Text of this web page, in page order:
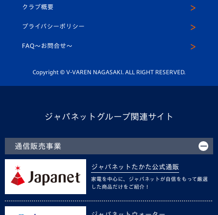
平和祈念活動
ホームタウン活動
スクール
ヴィヴィくんインスタグラム
公式LINE＠
クラブ概要
プライバシーポリシー
FAQ〜お問合せ〜
Copyright © V-VAREN NAGASAKI. ALL RIGHT RESERVED.
ジャパネットグループ関連サイト
通信販売事業
ジャパネットたかた公式通販
家電を中心に、ジャパネットが自信をもって厳選
した商品だけをご紹介！